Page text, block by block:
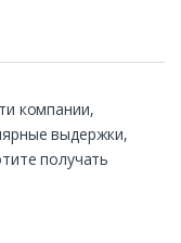
компании,
выдержки,
получать